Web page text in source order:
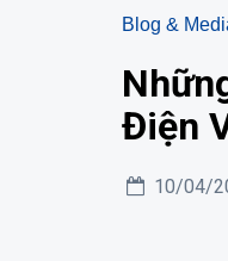
Blog &
Điện
10/